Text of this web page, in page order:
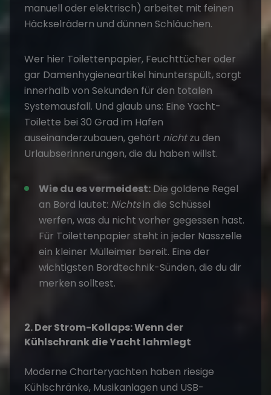
manuell oder elektrisch) arbeitet mit feinen
Häckselrädern und dünnen Schläuchen.
Wer hier Toilettenpapier, Feuchttücher oder
gar Damenhygieneartikel hinunterspült, sorgt
innerhalb von Sekunden für den totalen
Systemausfall. Und glaub uns: Eine Yacht-
Toilette bei 30 Grad im Hafen
auseinanderzubauen, gehört nichtzu den
Urlaubserinnerungen, die du haben willst.
Wie du es vermeidest: Die goldene Regel
an Bord lautet: Nichtsin die Schüssel
werfen, was du nicht vorher gegessen hast.
Für Toilettenpapier steht in jeder Nasszelle
ein kleiner Mülleimer bereit. Eine der
wichtigsten Bordtechnik-Sünden, die du dir
merken solltest.
2. Der Strom-Kollaps: Wenn der
Kühlschrank die Yacht lahmlegt
Moderne Charteryachten haben riesige
Kühlschränke, Musikanlagen und USB-